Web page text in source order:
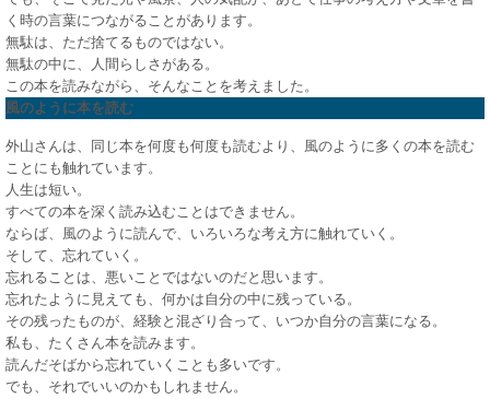
く時の言葉につながることがあります。
無駄は、ただ捨てるものではない。
無駄の中に、人間らしさがある。
この本を読みながら、そんなことを考えました。
風のように本を読む
外山さんは、同じ本を何度も何度も読むより、風のように多くの本を読む
ことにも触れています。
人生は短い。
すべての本を深く読み込むことはできません。
ならば、風のように読んで、いろいろな考え方に触れていく。
そして、忘れていく。
忘れることは、悪いことではないのだと思います。
忘れたように見えても、何かは自分の中に残っている。
その残ったものが、経験と混ざり合って、いつか自分の言葉になる。
私も、たくさん本を読みます。
読んだそばから忘れていくことも多いです。
でも、それでいいのかもしれません。